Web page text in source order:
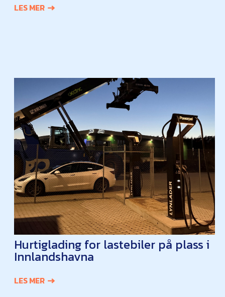
LES MER
Hurtiglading for lastebiler på plass i
Innlandshavna
LES MER